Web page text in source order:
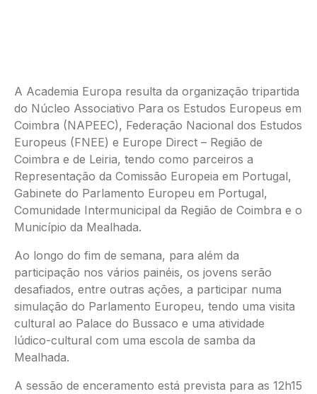
A Academia Europa resulta da organização tripartida
do Núcleo Associativo Para os Estudos Europeus em
Coimbra (NAPEEC), Federação Nacional dos Estudos
Europeus (FNEE) e Europe Direct – Região de
Coimbra e de Leiria, tendo como parceiros a
Representação da Comissão Europeia em Portugal,
Gabinete do Parlamento Europeu em Portugal,
Comunidade Intermunicipal da Região de Coimbra e o
Município da Mealhada.
Ao longo do fim de semana, para além da
participação nos vários painéis, os jovens serão
desafiados, entre outras ações, a participar numa
simulação do Parlamento Europeu, tendo uma visita
cultural ao Palace do Bussaco e uma atividade
lúdico-cultural com uma escola de samba da
Mealhada.
A sessão de enceramento está prevista para as 12h15